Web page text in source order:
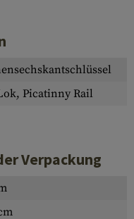
Picatinny Rail
Verpackung